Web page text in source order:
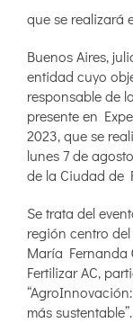
que se realizará
Buenos Aires,
entidad cuyo
responsable de
presente en
2023, que se
lunes 7 de
de la Ciudad de
Se trata del
región centro
María Fernanda
Fertilizar AC,
más sustentable”.